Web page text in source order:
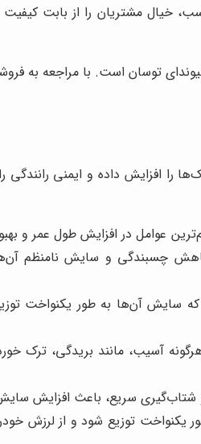
خیال مشتریان را از بابت
توسان است. با مراجعه به
افزایش داده و ایمنی
عوامل در افزایش طول عمر و
چسبندگی و سایش نامنظم
آسیب، مانند بریدگی،
و شتاب‌گیری سریع، باعث افزایش
توزیع شود و از لرزش